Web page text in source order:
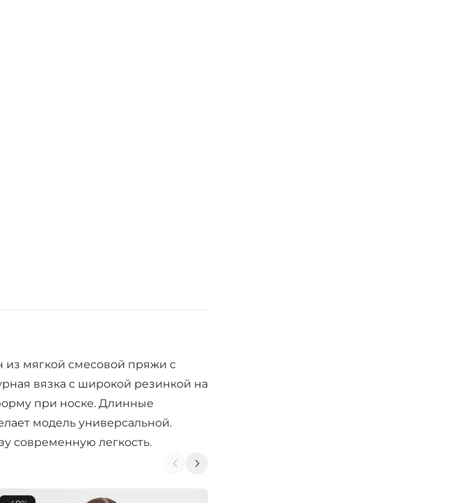
из мягкой смесовой пряжи с
вязка с широкой резинкой на
при носке. Длинные
модель универсальной.
современную легкость.